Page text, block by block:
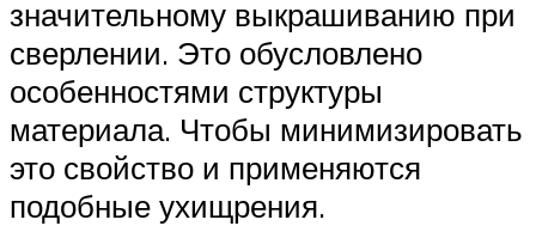
значительному выкрашиванию при
сверлении. Это обусловлено
особенностями структуры
материала. Чтобы минимизировать
это свойство и применяются
подобные ухищрения.